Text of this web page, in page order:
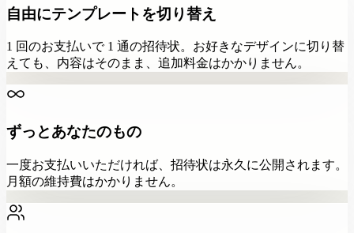
自由にテンプレートを切り替え
1 回のお支払いで 1 通の招待状。お好きなデザインに切り替
えても、内容はそのまま、追加料金はかかりません。
ずっとあなたのもの
一度お支払いいただければ、招待状は永久に公開されます。
月額の維持費はかかりません。